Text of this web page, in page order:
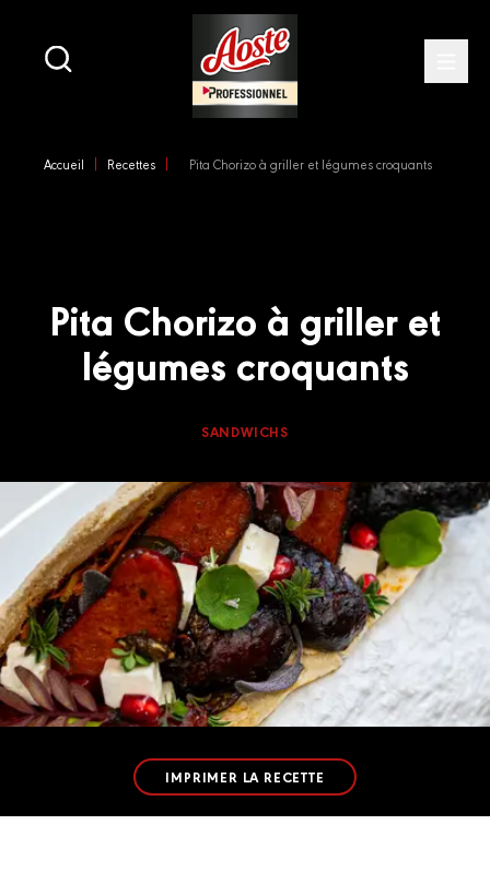
Accueil Recettes Pita Chorizo à griller et légumes croquants
Pita Chorizo à griller et
légumes croquants
SANDWICHS
IMPRIMER LA RECETTE